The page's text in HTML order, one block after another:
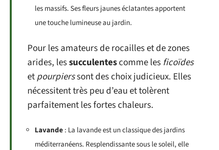
les massifs. Ses fleurs jaunes éclatantes apportent
une touche lumineuse au jardin.
Pour les amateurs de rocailles et de zones
arides, lessucculentescomme les ficoïdes
etpourpierssont des choix judicieux. Elles
nécessitent très peu d’eau et tolèrent
parfaitement les fortes chaleurs.
Lavande: La lavande est un classique des jardins
méditerranéens. Resplendissante sous le soleil, elle